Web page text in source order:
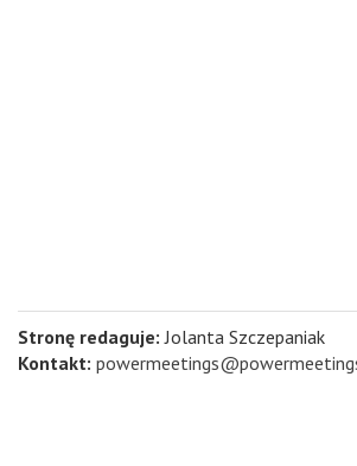
Stronę redaguje: Jolanta Szczepaniak
Kontakt: